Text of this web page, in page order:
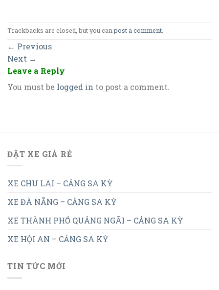
Trackbacks are closed, but you canpost a comment.
← Previous
Next →
Leave a Reply
You must be logged in to post a comment.
ĐẶT XE GIÁ RẺ
XE CHU LAI – CẢNG SA KỲ
XE ĐÀ NẴNG – CẢNG SA KỲ
XE THÀNH PHỐ QUẢNG NGÃI – CẢNG SA KỲ
XE HỘI AN – CẢNG SA KỲ
TIN TỨC MỚI